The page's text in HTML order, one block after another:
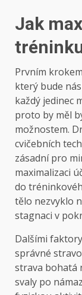
Jak
Prvním
který bude
každý jedinec
proto by měl
možnostem.
cvičebních
zásadní pro
maximalizaci
do
tělo nezvyklo
stagnaci v
Dalšími
správné
strava bohatá
svaly po